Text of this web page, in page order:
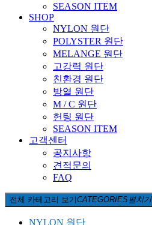
SEASON ITEM
SHOP
NYLON 원단
POLYSTER 원단
MELANGE 원단
고강력 원단
친환경 원단
방열 원단
M / C 원단
헌팅 원단
SEASON ITEM
고객센터
공지사항
견적문의
FAQ
전체 카테고리 보기CATEGORIES펼치기
NYLON 원단